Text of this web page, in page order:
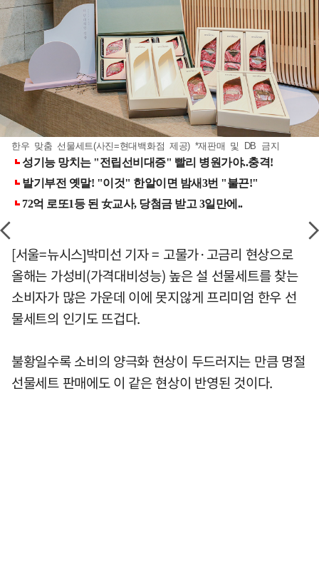
한우 맞춤 선물세트(사진=현대백화점 제공) *재판매 및 DB 금지
[서울=뉴시스]박미선 기자 = 고물가·고금리 현상으로
올해는 가성비(가격대비성능) 높은 설 선물세트를 찾는
소비자가 많은 가운데 이에 못지않게 프리미엄 한우 선
물세트의 인기도 뜨겁다.
불황일수록 소비의 양극화 현상이 두드러지는 만큼 명절
선물세트 판매에도 이 같은 현상이 반영된 것이다.